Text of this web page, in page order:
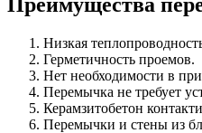
Низкая
Герметичность проемов.
Нет необходимости в
Перемычка не требует
Керамзитобетон
Перемычки и стены из